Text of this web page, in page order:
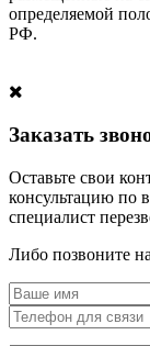
определяемой
РФ.
Заказать
Оставьте свои
консультацию по
специалист
Либо позвоните